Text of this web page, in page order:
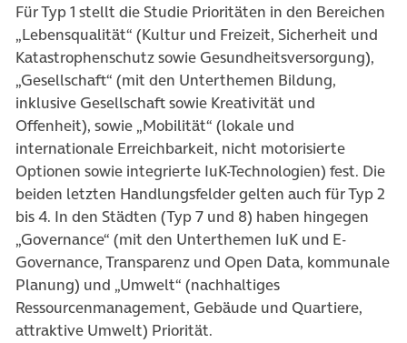
Für Typ 1 stellt die Studie Prioritäten in den Bereichen
„Lebensqualität“ (Kultur und Freizeit, Sicherheit und
Katastrophenschutz sowie Gesundheitsversorgung),
„Gesellschaft“ (mit den Unterthemen Bildung,
inklusive Gesellschaft sowie Kreativität und
Offenheit), sowie „Mobilität“ (lokale und
internationale Erreichbarkeit, nicht motorisierte
Optionen sowie integrierte IuK-Technologien) fest. Die
beiden letzten Handlungsfelder gelten auch für Typ 2
bis 4. In den Städten (Typ 7 und 8) haben hingegen
„Governance“ (mit den Unterthemen IuK und E-
Governance, Transparenz und Open Data, kommunale
Planung) und „Umwelt“ (nachhaltiges
Ressourcenmanagement, Gebäude und Quartiere,
attraktive Umwelt) Priorität.